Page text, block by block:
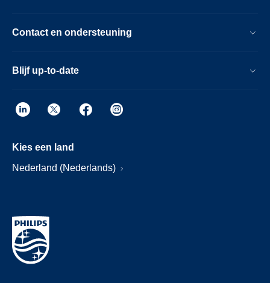
Contact en ondersteuning
Blijf up-to-date
Kies een land
Nederland (Nederlands)